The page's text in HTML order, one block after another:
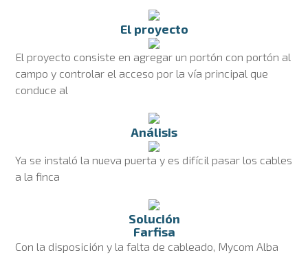
El proyecto
El proyecto consiste en agregar un portón con portón al
campo y controlar el acceso por la vía principal que
conduce al
Análisis
Ya se instaló la nueva puerta y es difícil pasar los cables
a la finca
Solución
Farfisa
Con la disposición y la falta de cableado, Mycom Alba